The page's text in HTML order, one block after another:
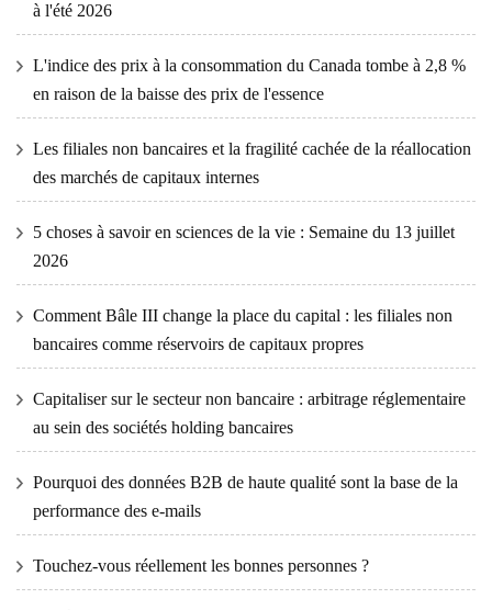
à l'été 2026
L'indice des prix à la consommation du Canada tombe à 2,8 %
en raison de la baisse des prix de l'essence
Les filiales non bancaires et la fragilité cachée de la réallocation
des marchés de capitaux internes
5 choses à savoir en sciences de la vie : Semaine du 13 juillet
2026
Comment Bâle III change la place du capital : les filiales non
bancaires comme réservoirs de capitaux propres
Capitaliser sur le secteur non bancaire : arbitrage réglementaire
au sein des sociétés holding bancaires
Pourquoi des données B2B de haute qualité sont la base de la
performance des e-mails
Touchez-vous réellement les bonnes personnes ?